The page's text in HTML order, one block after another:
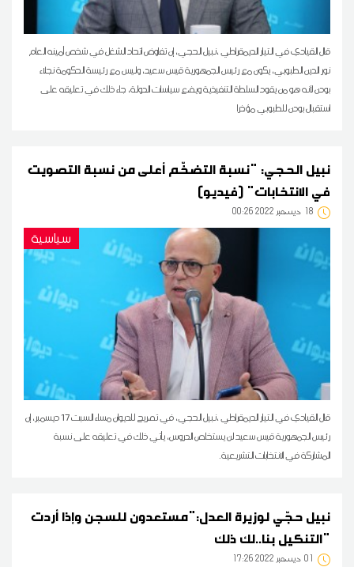
قال القيادي في التيار الديمقراطي ،نبيل الحجي، إن تفاوض اتحاد الشغل في شخص أمينه العام
نور الدين الطبوبي، يكون مع رئيس الجمهورية قيس سعيد، وليس مع رئيسة الحكومة نجلاء
بودن لأنه هو من يقود السلطة التنفيذية ويضع سياسات الدولة، جاء ذلك في تعليقه على
استقبال بودن للطبوبي مؤخرا
نبيل الحجي: "نسبة التضخّم أعلى من نسبة التصويت
في الانتخابات" (فيديو)
18 00:26 2022 ديسمبر
سياسية
قال القيادي في التيار الديمقراطي ،نبيل الحجي، في تصريح للديوان مساء السبت 17 ديسمبر، إن
رئيس الجمهورية قيس سعيد لن يستخلص الدروس، يأتي ذلك في تعليقه على نسبة
المشاركة في الانتخابات التشريعية.
نبيل حجّي لوزيرة العدل:"مستعدون للسجن وإذا أردت
التنكيل بنا..لك ذلك"
01 17:26 2022 ديسمبر